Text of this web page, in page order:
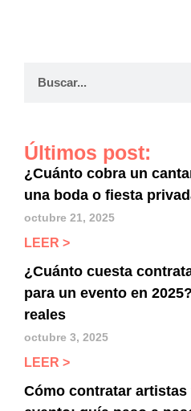
Últimos post:
¿Cuánto cobra un
una boda o fiesta
octubre 21, 2025
LEER >
¿Cuánto cuesta
para un evento en
reales
octubre 3, 2025
LEER >
Cómo contratar